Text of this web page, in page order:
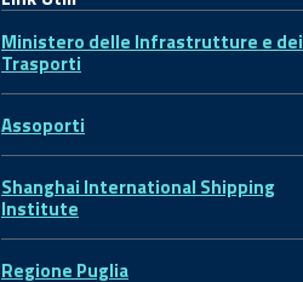
Ministero delle Infrastrutture e dei
Trasporti
Assoporti
Shanghai International Shipping
Institute
Regione Puglia